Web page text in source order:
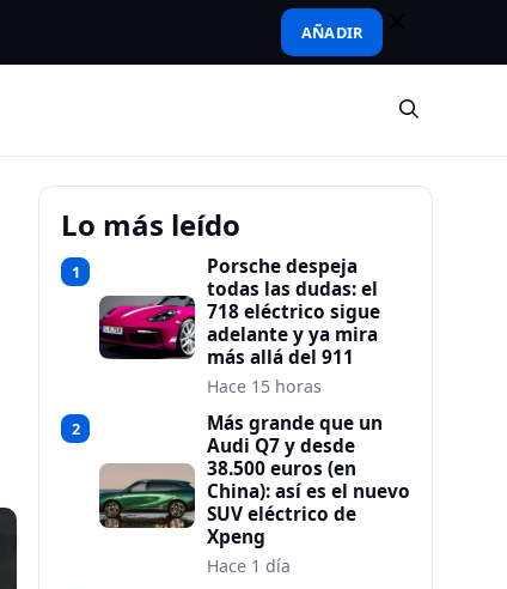
AÑADIR
Lo más leído
1
Porsche despeja
todas las dudas: el
718 eléctrico sigue
adelante y ya mira
más allá del 911
Hace 15 horas
2
Más grande que un
Audi Q7 y desde
38.500 euros (en
China): así es el nuevo
SUV eléctrico de
Xpeng
Hace 1 día